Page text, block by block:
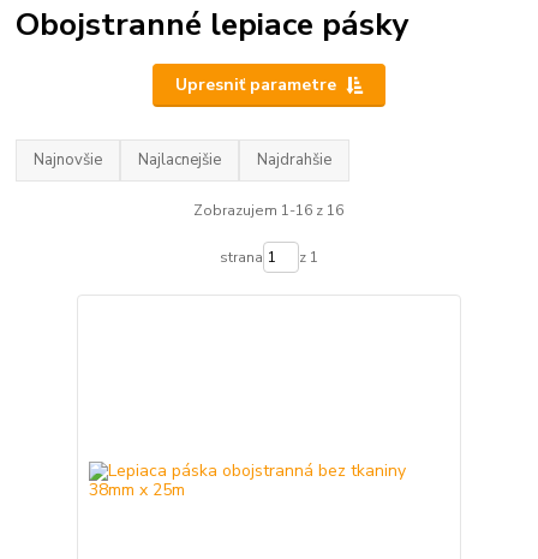
Obojstranné lepiace pásky
Upresniť parametre
Najnovšie Najlacnejšie Najdrahšie
Zobrazujem 1-16 z 16
strana z 1